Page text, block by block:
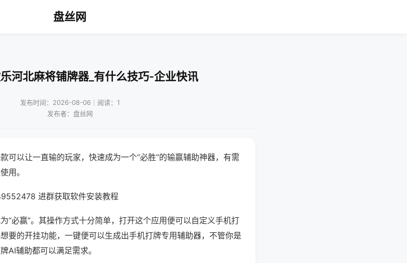
盘丝网
河北麻将铺牌器_有什么技巧-企业快讯
发布时间：2026-08-06｜阅读：1
发布者：盘丝网
可以让一直输的玩家，快速成为一个“必胜”的输赢辅助神器，有需
用。
进群获取软件安装教程
“必赢”。其操作方式十分简单，打开这个应用便可以自定义手机打
要的开挂功能，一键便可以生成出手机打牌专用辅助器，不管你是
AI辅助都可以满足需求。